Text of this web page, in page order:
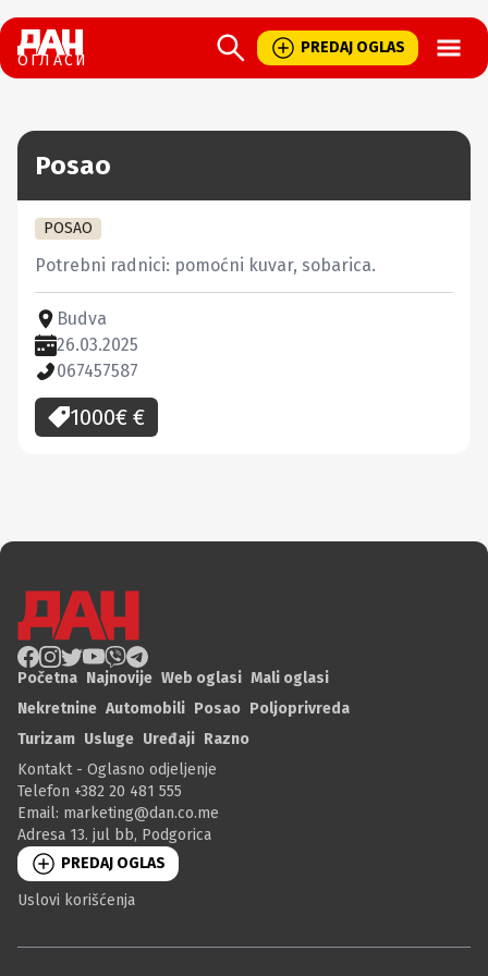
ОГЛАСИ
PREDAJ OGLAS
Posao
POSAO
Potrebni radnici: pomoćni kuvar, sobarica.
Budva
26.03.2025
067457587
1000€ €
Početna Najnovije Web oglasi Mali oglasi
Nekretnine Automobili Posao Poljoprivreda
Turizam Usluge Uređaji Razno
Kontakt - Oglasno odjeljenje
Telefon +382 20 481 555
Email: marketing@dan.co.me
Adresa 13. jul bb, Podgorica
PREDAJ OGLAS
Uslovi korišćenja